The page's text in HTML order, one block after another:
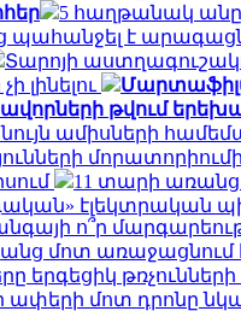
5 հաղթանակ
է
Տարոյի
լինելու
թվում
ամիսների
11 տարի առանց
էլեկտրական
ո՞ր
մոտ առաջացնում
երգեցիկ
մոտ դրոնը